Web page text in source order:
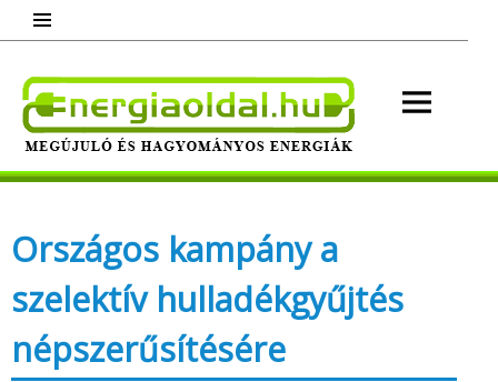
content
Megújuló és hagyományos energiák.
Országos kampány a
szelektív hulladékgyűjtés
népszerűsítésére